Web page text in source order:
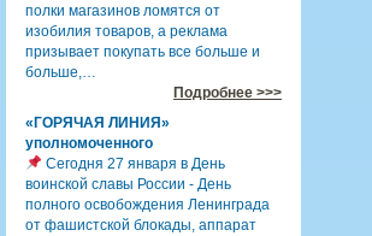
полки магазинов ломятся от
изобилия товаров, а реклама
призывает покупать все больше и
больше,…
Подробнее >>>
«ГОРЯЧАЯ ЛИНИЯ»
уполномоченного
Сегодня 27 января в День
воинской славы России - День
полного освобождения Ленинграда
от фашистской блокады, аппарат